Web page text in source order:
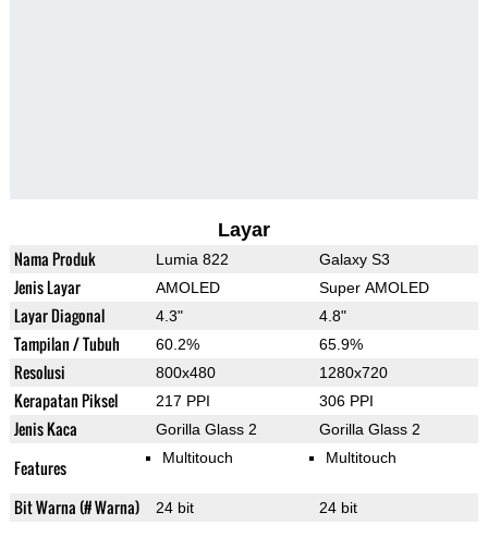
Layar
Nama Produk Lumia 822 Galaxy S3
Jenis Layar AMOLED Super AMOLED
Layar Diagonal 4.3" 4.8"
Tampilan / Tubuh 60.2% 65.9%
Resolusi 800x480 1280x720
Kerapatan Piksel 217 PPI 306 PPI
Jenis Kaca Gorilla Glass 2 Gorilla Glass 2
Features Multitouch Multitouch
Bit Warna (# Warna) 24 bit 24 bit